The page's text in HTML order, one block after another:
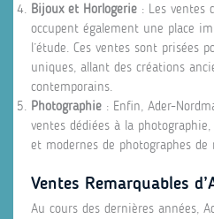
Bijoux et Horlogerie : Les ventes
occupent également une place
l’étude. Ces ventes sont prisées
uniques, allant des créations
contemporains.
Photographie : Enfin, Ader-
ventes dédiées à la
et modernes de photographes de
Ventes Remarquables
Au cours des dernières années,